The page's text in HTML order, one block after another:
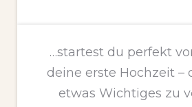
…startest du perfekt
deine erste Hochzeit –
etwas Wichtiges zu